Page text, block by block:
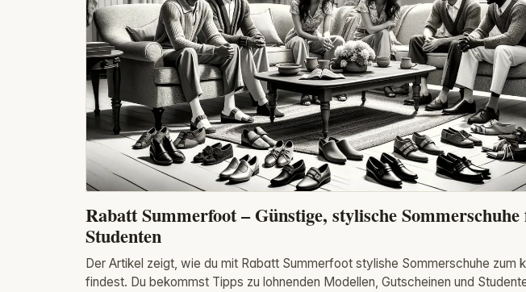
Rabatt Summerfoot – Günstige, stylische
Studenten
Der Artikel zeigt, wie du mit Rabatt Summerfoot stylishe Sommerschuhe zum
findest. Du bekommst Tipps zu lohnenden Modellen, Gutscheinen und